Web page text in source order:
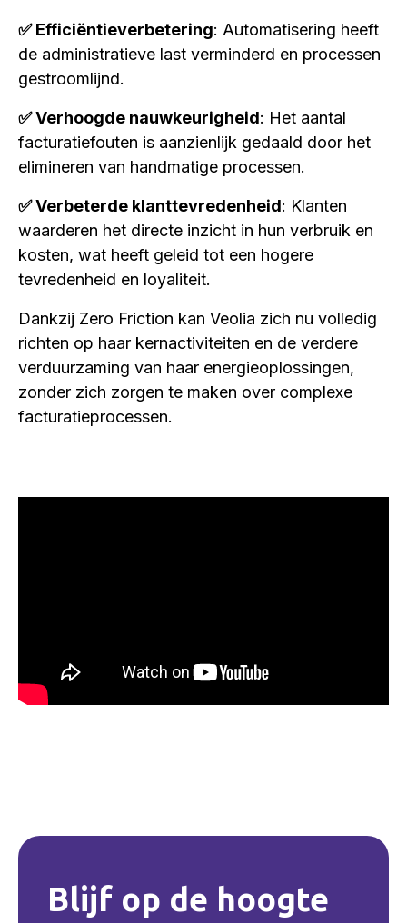
✅ Efficiëntieverbetering: Automatisering heeft
de administratieve last verminderd en processen
gestroomlijnd.
✅ Verhoogde nauwkeurigheid: Het aantal
facturatiefouten is aanzienlijk gedaald door het
elimineren van handmatige processen.
✅ Verbeterde klanttevredenheid: Klanten
waarderen het directe inzicht in hun verbruik en
kosten, wat heeft geleid tot een hogere
tevredenheid en loyaliteit.
Dankzij Zero Friction kan Veolia zich nu volledig
richten op haar kernactiviteiten en de verdere
verduurzaming van haar energieoplossingen,
zonder zich zorgen te maken over complexe
facturatieprocessen.
Blijf op de hoogte